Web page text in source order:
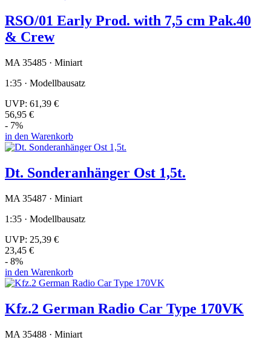
RSO/01 Early Prod. with 7,5 cm Pak.40
& Crew
MA 35485 · Miniart
1:35 · Modellbausatz
UVP: 61,39 €
56,95 €
- 7%
in den Warenkorb
Dt. Sonderanhänger Ost 1,5t.
MA 35487 · Miniart
1:35 · Modellbausatz
UVP: 25,39 €
23,45 €
- 8%
in den Warenkorb
Kfz.2 German Radio Car Type 170VK
MA 35488 · Miniart